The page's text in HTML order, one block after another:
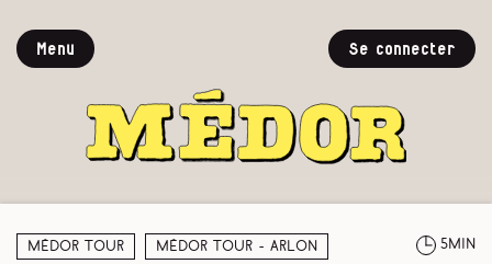
Menu Se connecter
Médor Tour Médor Tour - Arlon 5min